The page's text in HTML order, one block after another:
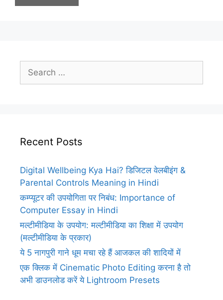
for:
Recent Posts
Digital Wellbeing Kya Hai? डिजिटल वेलबीइंग &
Parental Controls Meaning in Hindi
कम्प्यूटर की उपयोगिता पर निबंध: Importance of
Computer Essay in Hindi
मल्टीमीडिया के उपयोग: मल्टीमीडिया का शिक्षा में उपयोग
(मल्टीमीडिया के प्रकार)
ये 5 नागपुरी गाने धूम मचा रहे हैं आजकल की शादियों में
एक क्लिक में Cinematic Photo Editing करना है तो
अभी डाउनलोड करें ये Lightroom Presets